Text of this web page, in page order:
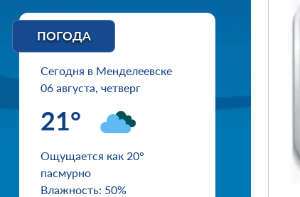
ПОГОДА
Сегодня в Менделеевске
06 августа, четверг
21°
Ощущается как 20°
пасмурно
Влажность: 50%